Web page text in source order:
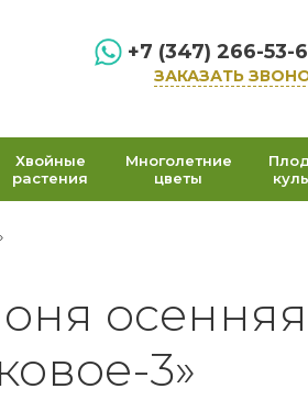
+7 (347) 266-53-
ЗАКАЗАТЬ
Хвойные
растения
Многолетние
цветы
осенняя
3»